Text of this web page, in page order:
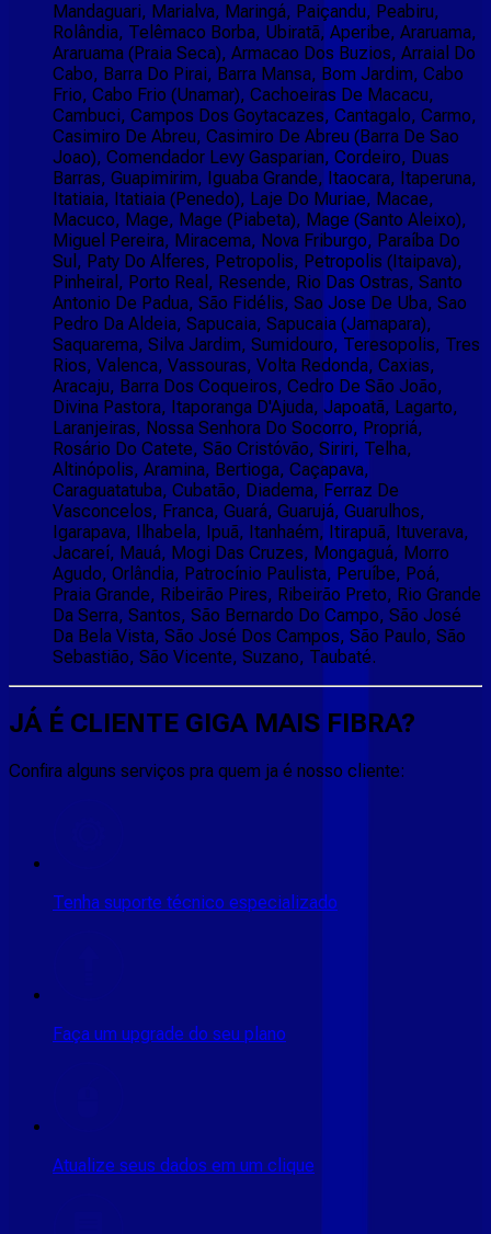
Mandaguari, Marialva, Maringá, Paiçandu, Peabiru,
Rolândia, Telêmaco Borba, Ubiratã, Aperibe, Araruama,
Araruama (Praia Seca), Armacao Dos Buzios, Arraial Do
Cabo, Barra Do Pirai, Barra Mansa, Bom Jardim, Cabo
Frio, Cabo Frio (Unamar), Cachoeiras De Macacu,
Cambuci, Campos Dos Goytacazes, Cantagalo, Carmo,
Casimiro De Abreu, Casimiro De Abreu (Barra De Sao
Joao), Comendador Levy Gasparian, Cordeiro, Duas
Barras, Guapimirim, Iguaba Grande, Itaocara, Itaperuna,
Itatiaia, Itatiaia (Penedo), Laje Do Muriae, Macae,
Macuco, Mage, Mage (Piabeta), Mage (Santo Aleixo),
Miguel Pereira, Miracema, Nova Friburgo, Paraíba Do
Sul, Paty Do Alferes, Petropolis, Petropolis (Itaipava),
Pinheiral, Porto Real, Resende, Rio Das Ostras, Santo
Antonio De Padua, São Fidélis, Sao Jose De Uba, Sao
Pedro Da Aldeia, Sapucaia, Sapucaia (Jamapara),
Saquarema, Silva Jardim, Sumidouro, Teresopolis, Tres
Rios, Valenca, Vassouras, Volta Redonda, Caxias,
Aracaju, Barra Dos Coqueiros, Cedro De São João,
Divina Pastora, Itaporanga D'Ajuda, Japoatã, Lagarto,
Laranjeiras, Nossa Senhora Do Socorro, Propriá,
Rosário Do Catete, São Cristóvão, Siriri, Telha,
Altinópolis, Aramina, Bertioga, Caçapava,
Caraguatatuba, Cubatão, Diadema, Ferraz De
Vasconcelos, Franca, Guará, Guarujá, Guarulhos,
Igarapava, Ilhabela, Ipuã, Itanhaém, Itirapuã, Ituverava,
Jacareí, Mauá, Mogi Das Cruzes, Mongaguá, Morro
Agudo, Orlândia, Patrocínio Paulista, Peruíbe, Poá,
Praia Grande, Ribeirão Pires, Ribeirão Preto, Rio Grande
Da Serra, Santos, São Bernardo Do Campo, São José
Da Bela Vista, São José Dos Campos, São Paulo, São
Sebastião, São Vicente, Suzano, Taubaté.
JÁ É CLIENTE GIGA MAIS FIBRA?
Confira alguns serviços pra quem ja é nosso cliente:
Tenha suporte técnico especializado
Faça um upgrade do seu plano
Atualize seus dados em um clique